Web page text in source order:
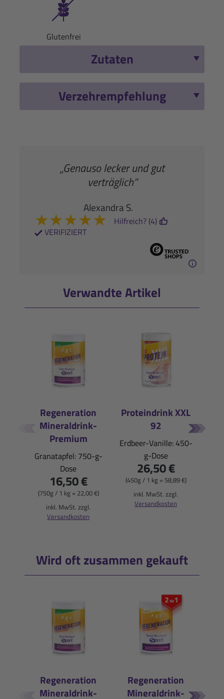
Glutenfrei
Zutaten
Verzehrempfehlung
„Genauso lecker und gut
verträglich”
Alexandra S.
★★★★★
VERIFIZIERT
Hilfreich? (4)
Verwandte Artikel
Regeneration
Mineraldrink-
Premium
Granatapfel: 750-g-
Dose
16,50 €
(750g / 1 kg = 22,00 €)
inkl. MwSt. zzgl.
Versandkosten
Proteindrink XXL
92
Erdbeer-Vanille: 450-
g-Dose
26,50 €
(450g / 1 kg = 58,89 €)
inkl. MwSt. zzgl.
Versandkosten
Wird oft zusammen gekauft
Regeneration
Mineraldrink-
Regeneration
Mineraldrink-